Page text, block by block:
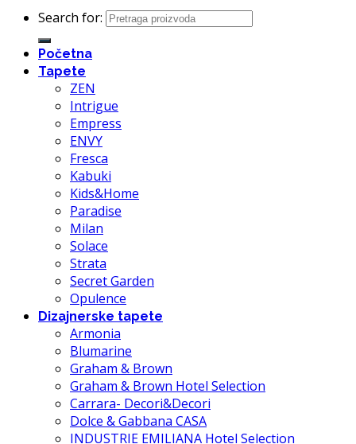
Search for:
Početna
Tapete
ZEN
Intrigue
Empress
ENVY
Fresca
Kabuki
Kids&Home
Paradise
Milan
Solace
Strata
Secret Garden
Opulence
Dizajnerske tapete
Armonia
Blumarine
Graham & Brown
Graham & Brown Hotel Selection
Carrara- Decori&Decori
Dolce & Gabbana CASA
INDUSTRIE EMILIANA Hotel Selection